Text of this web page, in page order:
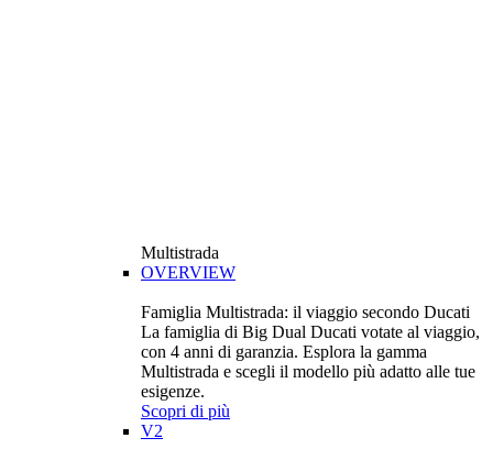
Multistrada
OVERVIEW
Famiglia Multistrada: il viaggio secondo Ducati
La famiglia di Big Dual Ducati votate al viaggio,
con 4 anni di garanzia. Esplora la gamma
Multistrada e scegli il modello più adatto alle tue
esigenze.
Scopri di più
V2